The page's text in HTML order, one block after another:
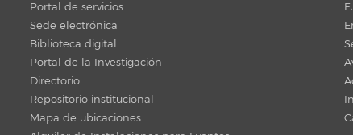
Portal de servicios
Sede electrónica
Biblioteca digital
Portal de la Investigación
Directorio
Repositorio institucional
Mapa de ubicaciones